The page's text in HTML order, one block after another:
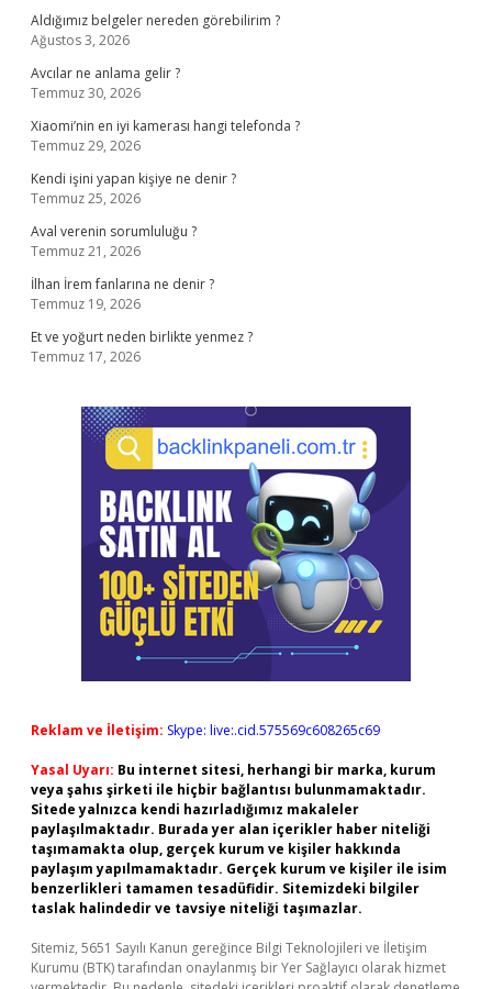
Aldığımız belgeler nereden görebilirim ?
Ağustos 3, 2026
Avcılar ne anlama gelir ?
Temmuz 30, 2026
Xiaomi’nin en iyi kamerası hangi telefonda ?
Temmuz 29, 2026
Kendi işini yapan kişiye ne denir ?
Temmuz 25, 2026
Aval verenin sorumluluğu ?
Temmuz 21, 2026
İlhan İrem fanlarına ne denir ?
Temmuz 19, 2026
Et ve yoğurt neden birlikte yenmez ?
Temmuz 17, 2026
Reklam ve İletişim: Skype: live:.cid.575569c608265c69
Yasal Uyarı: Bu internet sitesi, herhangi bir marka, kurum
veya şahıs şirketi ile hiçbir bağlantısı bulunmamaktadır.
Sitede yalnızca kendi hazırladığımız makaleler
paylaşılmaktadır. Burada yer alan içerikler haber niteliği
taşımamakta olup, gerçek kurum ve kişiler hakkında
paylaşım yapılmamaktadır. Gerçek kurum ve kişiler ile isim
benzerlikleri tamamen tesadüfidir. Sitemizdeki bilgiler
taslak halindedir ve tavsiye niteliği taşımazlar.
Sitemiz, 5651 Sayılı Kanun gereğince Bilgi Teknolojileri ve İletişim
Kurumu (BTK) tarafından onaylanmış bir Yer Sağlayıcı olarak hizmet